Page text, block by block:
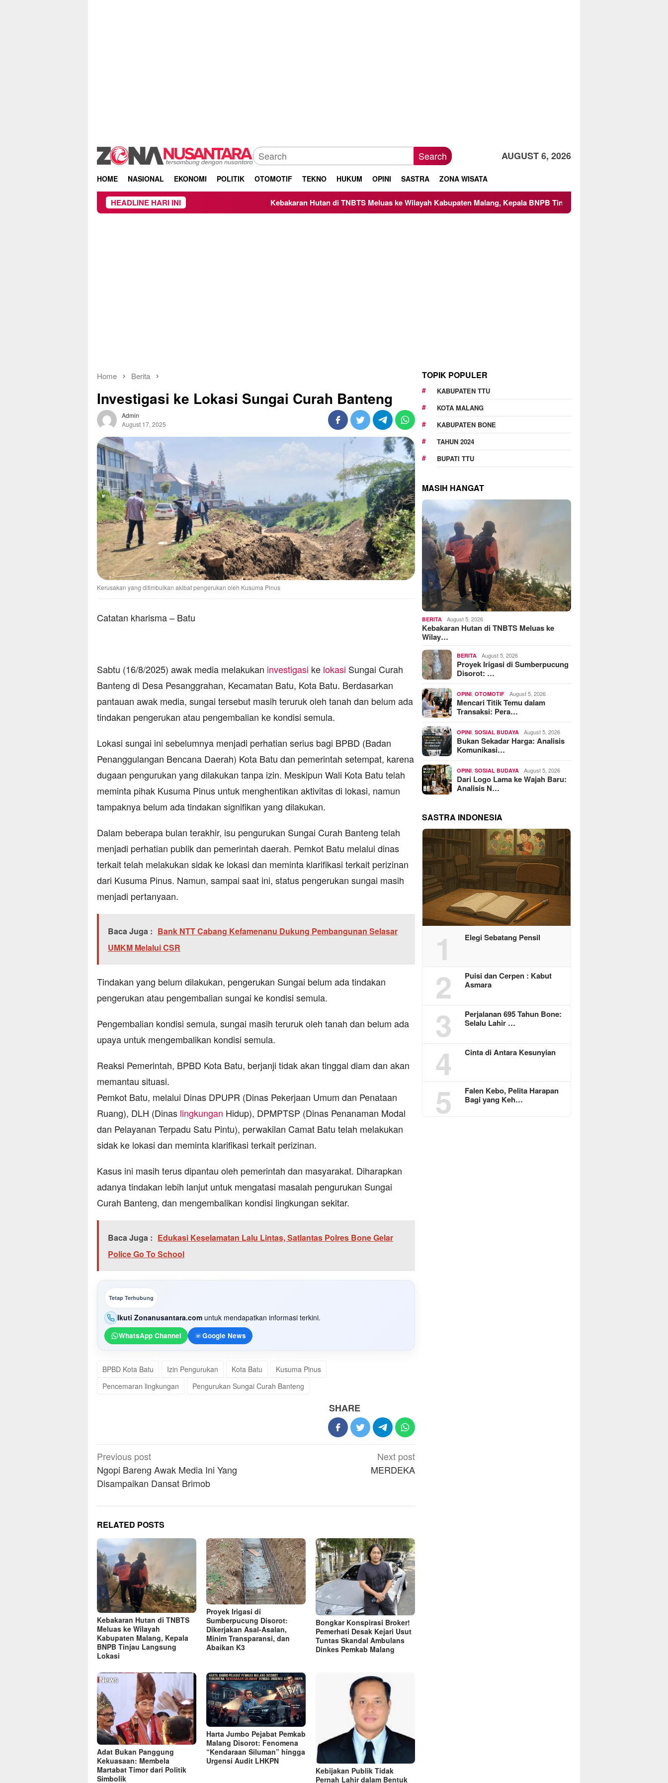
Search AUGUST 6, 2026
HOME NASIONAL EKONOMI POLITIK OTOMOTIF TEKNO HUKUM OPINI SASTRA ZONA WISATA
HEADLINE HARI INI Kebakaran Hutan di TNBTS Meluas ke Wilayah Kabupaten Malang, Kepala BNPB Tinjau Langsung Lokasi
Home Berita
Investigasi ke Lokasi Sungai Curah Banteng
Admin
August 17, 2025
Kerusakan yang ditimbulkan akibat pengerukan oleh Kusuma Pinus
Catatan kharisma – Batu
Sabtu (16/8/2025) awak media melakukan investigasi ke lokasi Sungai Curah
Banteng di Desa Pesanggrahan, Kecamatan Batu, Kota Batu. Berdasarkan
pantauan awak media, sungai tersebut masih teruruk oleh tanah dan belum ada
tindakan pengerukan atau pengembalian ke kondisi semula.
Lokasi sungai ini sebelumnya menjadi perhatian serius bagi BPBD (Badan
Penanggulangan Bencana Daerah) Kota Batu dan pemerintah setempat, karena
dugaan pengurukan yang dilakukan tanpa izin. Meskipun Wali Kota Batu telah
meminta pihak Kusuma Pinus untuk menghentikan aktivitas di lokasi, namun
tampaknya belum ada tindakan signifikan yang dilakukan.
Dalam beberapa bulan terakhir, isu pengurukan Sungai Curah Banteng telah
menjadi perhatian publik dan pemerintah daerah. Pemkot Batu melalui dinas
terkait telah melakukan sidak ke lokasi dan meminta klarifikasi terkait perizinan
dari Kusuma Pinus. Namun, sampai saat ini, status pengerukan sungai masih
menjadi pertanyaan.
Baca Juga : Bank NTT Cabang Kefamenanu Dukung Pembangunan Selasar
UMKM Melalui CSR
Tindakan yang belum dilakukan, pengerukan Sungai belum ada tindakan
pengerukan atau pengembalian sungai ke kondisi semula.
Pengembalian kondisi semula, sungai masih teruruk oleh tanah dan belum ada
upaya untuk mengembalikan kondisi semula.
Reaksi Pemerintah, BPBD Kota Batu, berjanji tidak akan tinggal diam dan akan
memantau situasi.
Pemkot Batu, melalui Dinas DPUPR (Dinas Pekerjaan Umum dan Penataan
Ruang), DLH (Dinas lingkungan Hidup), DPMPTSP (Dinas Penanaman Modal
dan Pelayanan Terpadu Satu Pintu), perwakilan Camat Batu telah melakukan
sidak ke lokasi dan meminta klarifikasi terkait perizinan.
Kasus ini masih terus dipantau oleh pemerintah dan masyarakat. Diharapkan
adanya tindakan lebih lanjut untuk mengatasi masalah pengurukan Sungai
Curah Banteng, dan mengembalikan kondisi lingkungan sekitar.
Baca Juga : Edukasi Keselamatan Lalu Lintas, Satlantas Polres Bone Gelar
Police Go To School
Tetap Terhubung
Ikuti Zonanusantara.com untuk mendapatkan informasi terkini.
WhatsApp Channel Google News
BPBD Kota Batu Izin Pengurukan Kota Batu
Kusuma Pinus
Pencemaran lingkungan
Pengurukan Sungai Curah Banteng
SHARE
Post
navigation
Previous post
Ngopi Bareng Awak Media Ini Yang
Disampaikan Dansat Brimob
Next post
MERDEKA
RELATED POSTS
Kebakaran Hutan di TNBTS
Meluas ke Wilayah
Kabupaten Malang, Kepala
BNPB Tinjau Langsung
Lokasi
Proyek Irigasi di
Sumberpucung Disorot:
Dikerjakan Asal-Asalan,
Minim Transparansi, dan
Abaikan K3
Bongkar Konspirasi Broker!
Pemerhati Desak Kejari Usut
Tuntas Skandal Ambulans
Dinkes Pemkab Malang
Adat Bukan Panggung
Kekuasaan: Membela
Martabat Timor dari Politik
Simbolik
Harta Jumbo Pejabat Pemkab
Malang Disorot: Fenomena
“Kendaraan Siluman” hingga
Urgensi Audit LHKPN
Kebijakan Publik Tidak
Pernah Lahir dalam Bentuk
TOPIK POPULER
KABUPATEN TTU
KOTA MALANG
KABUPATEN BONE
TAHUN 2024
BUPATI TTU
MASIH HANGAT
BERITA August 5, 2026
Kebakaran Hutan di TNBTS Meluas ke
Wilay…
BERITA August 5, 2026
Proyek Irigasi di Sumberpucung
Disorot: …
OPINI ,OTOMOTIF August 5, 2026
Mencari Titik Temu dalam
Transaksi: Pera…
OPINI ,SOSIAL BUDAYA August 5, 2026
Bukan Sekadar Harga: Analisis
Komunikasi…
OPINI ,SOSIAL BUDAYA August 5, 2026
Dari Logo Lama ke Wajah Baru:
Analisis N…
SASTRA INDONESIA
1 Elegi Sebatang Pensil
2
Puisi dan Cerpen : Kabut
Asmara
3
Perjalanan 695 Tahun Bone:
Selalu Lahir …
4 Cinta di Antara Kesunyian
5
Falen Kebo, Pelita Harapan
Bagi yang Keh…